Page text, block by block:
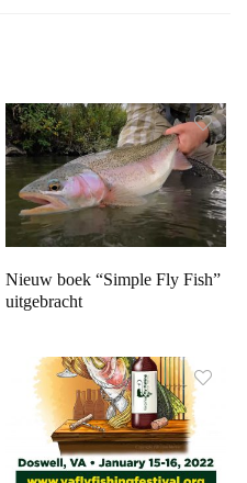
Nieuw boek “Simple Fly Fish”
uitgebracht